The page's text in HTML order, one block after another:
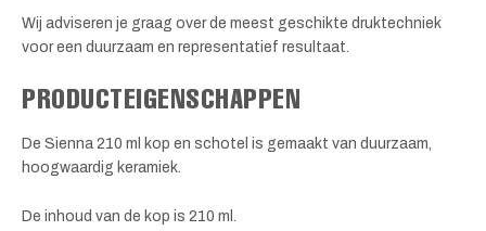
Wij adviseren je graag over de meest geschikte druktechniek
voor een duurzaam en representatief resultaat.
PRODUCTEIGENSCHAPPEN
De Sienna 210 ml kop en schotel is gemaakt van duurzaam,
hoogwaardig keramiek.
De inhoud van de kop is 210 ml.